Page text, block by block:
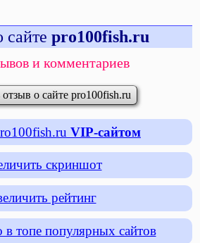
pro100fish.ru
и комментариев
о сайте pro100fish.ru
VIP-сайтом
скриншот
рейтинг
в топе популярных сайтов